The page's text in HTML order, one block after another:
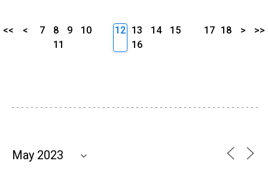
<< < 7 8 9
10
11
12 13 14
15
16
17 18 > >>